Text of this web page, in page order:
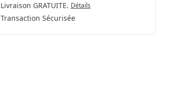
Livraison GRATUITE. Détails
Transaction Sécurisée